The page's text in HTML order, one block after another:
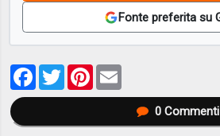
Fonte preferita su
Facebook
TwitterPinterest
0Commenti